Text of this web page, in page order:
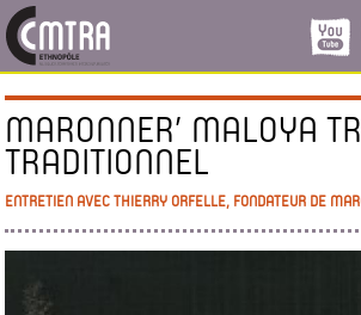
MARONNER’ MALOYA
TRADITIONNEL
ENTRETIEN AVEC THIERRY ORFELLE, FONDATEUR DE